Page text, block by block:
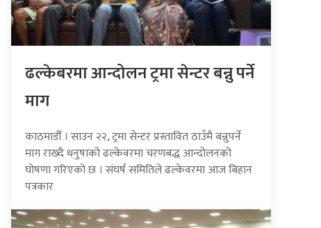
ढल्केबरमा आन्दोलन ट्रमा सेन्टर बन्नु पर्ने
माग
काठमाडौँ । साउन २२, ट्रमा सेन्टर प्रस्तावित ठाउँमै बन्नुपर्ने
माग राख्दै धनुषाको ढल्केवरमा चरणबद्ध आन्दोलनको
घोषणा गरिएको छ । संघर्ष समितिले ढल्केवरमा आज बिहान
पत्रकार